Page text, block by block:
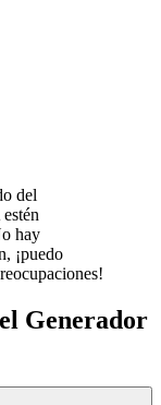
del
hay
¡puedo
Generador